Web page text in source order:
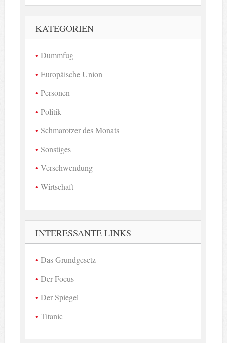
KATEGORIEN
Dummfug
Europäische Union
Personen
Politik
Schmarotzer des Monats
Sonstiges
Verschwendung
Wirtschaft
INTERESSANTE LINKS
Das Grundgesetz
Der Focus
Der Spiegel
Titanic